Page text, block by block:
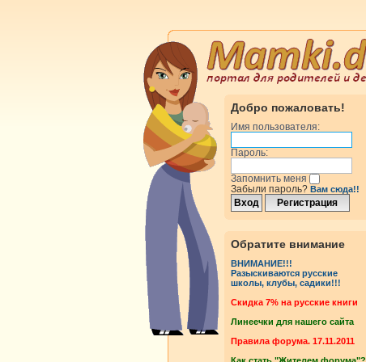
Добро пожаловать!
Имя пользователя:
Пароль:
Запомнить меня
Забыли пароль? Вам сюда!!
Обратите внимание
ВНИМАНИЕ!!!
Разыскиваются русские
школы, клубы, садики!!!
Cкидка 7% на русские книги
Линеечки для нашего сайта
Правила форума. 17.11.2011